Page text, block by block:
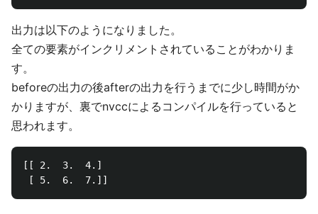
出力は以下のようになりました。
全ての要素がインクリメントされていることがわかりま
す。
beforeの出力の後afterの出力を行うまでに少し時間がか
かりますが、裏でnvccによるコンパイルを行っていると
思われます。
[[ 2.  3.  4.]